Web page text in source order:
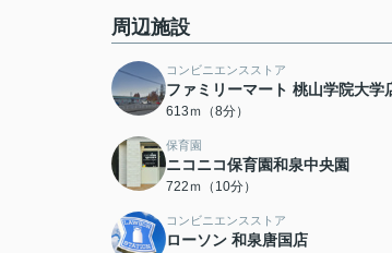
周辺施設
コンビニエンスストア
ファミリーマート 桃山学院大学
613ｍ（8分）
保育園
ニコニコ保育園和泉中央園
722ｍ（10分）
コンビニエンスストア
ローソン 和泉唐国店